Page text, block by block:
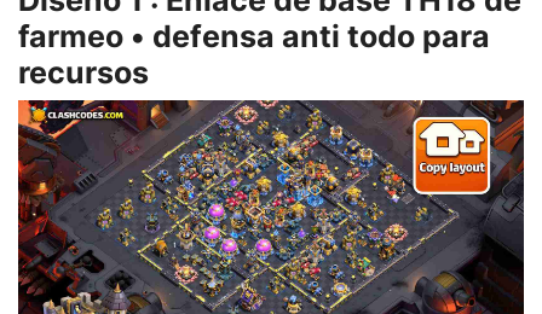
farmeo • defensa anti todo para
recursos